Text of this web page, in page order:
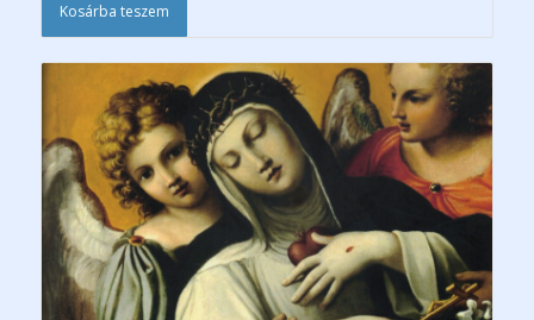
Kosárba teszem